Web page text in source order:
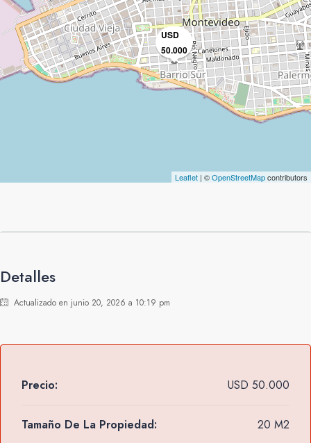
USD
50.000
Leaflet | ©OpenStreetMapcontributors
Detalles
Actualizado en junio 20, 2026 a 10:19 pm
Precio: USD 50.000
Tamaño De La Propiedad: 20 M2